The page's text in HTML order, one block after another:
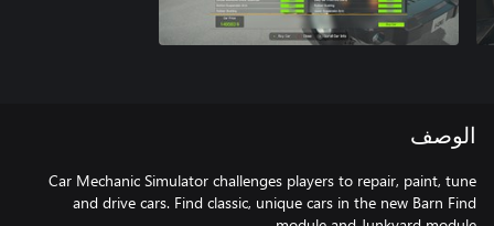
الوصف
Car Mechanic Simulator challenges players to repair, paint, tune
and drive cars. Find classic, unique cars in the new Barn Find